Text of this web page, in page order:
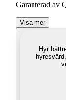
Garanterad av
Visa mer
Hyr